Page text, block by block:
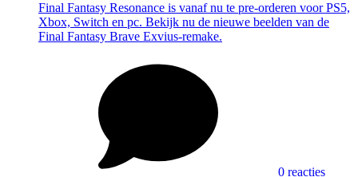
Final Fantasy Resonance is vanaf nu te pre-orderen voor PS5,
Xbox, Switch en pc. Bekijk nu de nieuwe beelden van de
Final Fantasy Brave Exvius-remake.
0 reacties